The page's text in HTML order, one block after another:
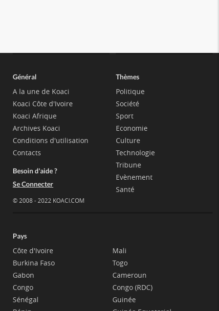
Général
A la une de Koaci
Koaci Côte d'Ivoire
Koaci Afrique
Archives Koaci
Conditions d'utilisation
Contacts
Besoin d'aide ?
Se Connecter
© 2008 - 2022 KOACI.COM
Thèmes
Politique
Société
Sport
Economie
Culture
Technologie
Tribune
Evènement
Santé
Pays
Côte d'Ivoire
Burkina Faso
Gabon
Congo
Sénégal
Mali
Togo
Cameroun
Congo (RDC)
Guinée